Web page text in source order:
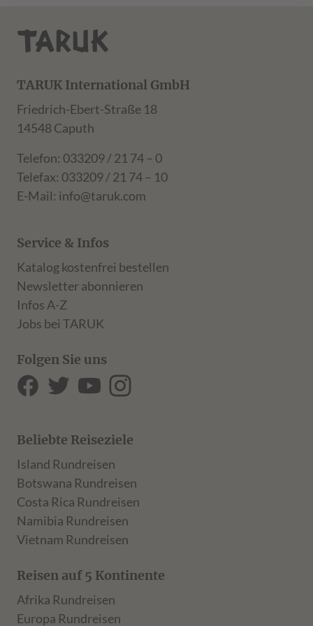
TARUK International GmbH
Friedrich-Ebert-Straße 18
14548 Caputh
Telefon: 033209 / 21 74 – 0
Telefax: 033209 / 21 74 – 10
E-Mail: info@taruk.com
Service & Infos
Katalog kostenfrei bestellen
Newsletter abonnieren
Infos A-Z
Jobs bei TARUK
Folgen Sie uns
Beliebte Reiseziele
Island Rundreisen
Botswana Rundreisen
Costa Rica Rundreisen
Namibia Rundreisen
Vietnam Rundreisen
Reisen auf 5 Kontinente
Afrika Rundreisen
Europa Rundreisen